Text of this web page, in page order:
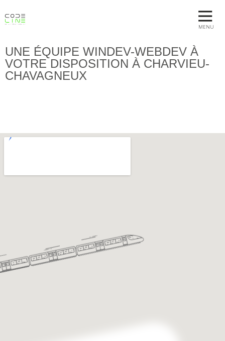
MENU
UNE ÉQUIPE WINDEV-WEBDEV À
VOTRE DISPOSITION À CHARVIEU-
CHAVAGNEUX